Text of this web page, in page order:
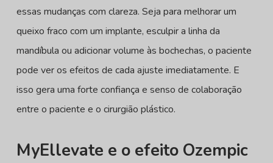
essas mudanças com clareza. Seja para melhorar um
queixo fraco com um implante, esculpir a linha da
mandíbula ou adicionar volume às bochechas, o paciente
pode ver os efeitos de cada ajuste imediatamente. E
isso gera uma forte confiança e senso de colaboração
entre o paciente e o cirurgião plástico.
MyEllevate e o efeito Ozempic